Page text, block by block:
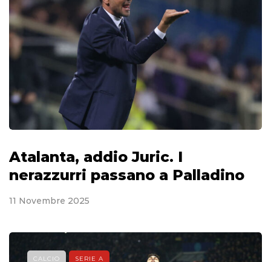
Atalanta, addio Juric. I
nerazzurri passano a Palladino
11 Novembre 2025
CALCIO SERIE A